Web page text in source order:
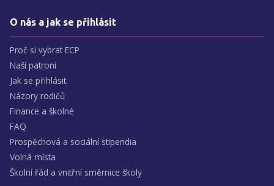
O nás a jak se přihlásit
Proč si vybrat ECP
Naši patroni
Jak se přihlásit
Názory rodičů
Finance a školné
FAQ
Prospěchová a sociální stipendia
Volná místa
Školní řád a vnitřní směrnice školy